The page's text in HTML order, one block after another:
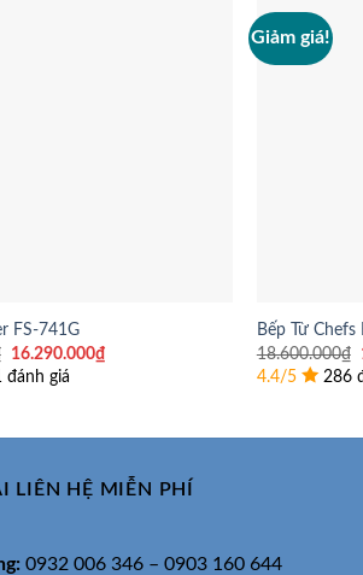
FS-741G
Giá
gốc
là:
16.290.000₫
đánh giá
Giảm giá!
Bếp Từ
18.600.000₫
4.4/5 286
LIÊN HỆ MIỄN PHÍ
0932 006 346 – 0903 160 644